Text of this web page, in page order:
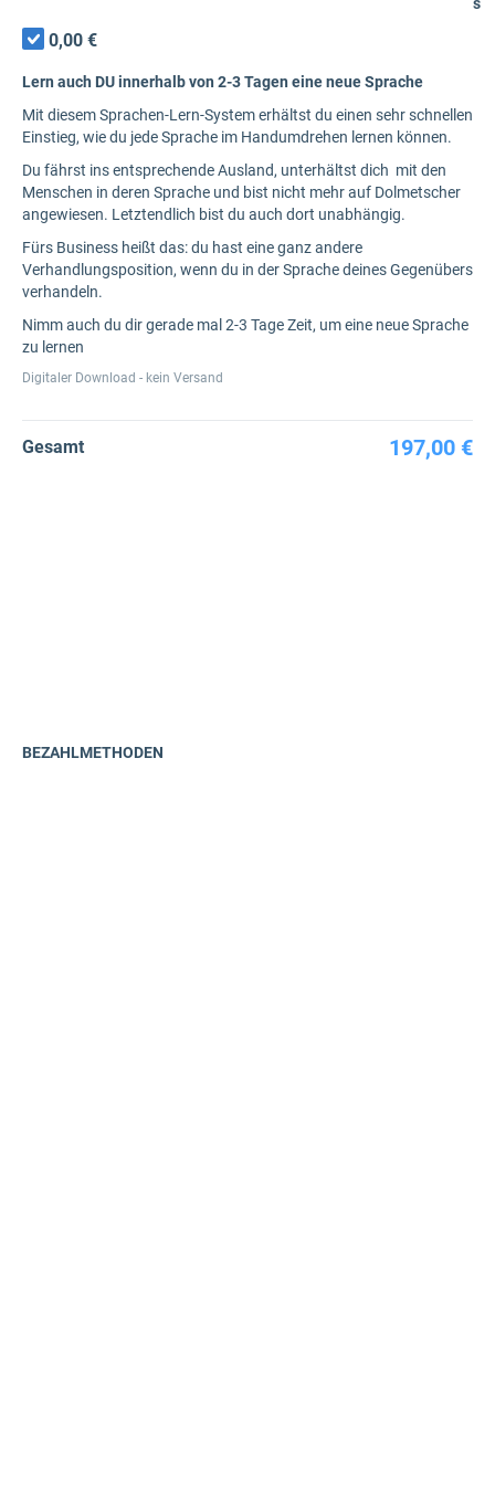
0,00 €
Lern auch DU innerhalb von 2-3 Tagen eine neue Sprache
Mit diesem Sprachen-Lern-System erhältst du einen sehr schnellen
Einstieg, wie du jede Sprache im Handumdrehen lernen können.
Du fährst ins entsprechende Ausland, unterhältst dich mit den
Menschen in deren Sprache und bist nicht mehr auf Dolmetscher
angewiesen. Letztendlich bist du auch dort unabhängig.
Fürs Business heißt das: du hast eine ganz andere
Verhandlungsposition, wenn du in der Sprache deines Gegenübers
verhandeln.
Nimm auch du dir gerade mal 2-3 Tage Zeit, um eine neue Sprache
zu lernen
Digitaler Download - kein Versand
Gesamt 197,00 €
BEZAHLMETHODEN